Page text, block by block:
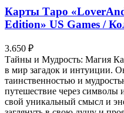
Карты Таро
Edition» US Games /
3.650 ₽
Тайны и Мудрость: Магия
в мир загадок и интуиции.
таинственностью и
путешествие через символы
свой уникальный смысл и